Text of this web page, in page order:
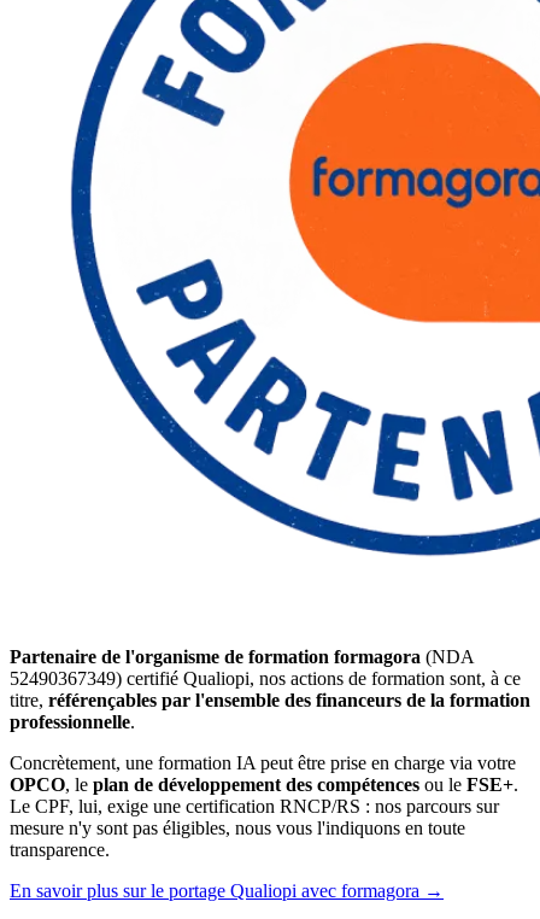
Partenaire de l'organisme de formation formagora (NDA
52490367349) certifié Qualiopi, nos actions de formation sont, à ce
titre, référençables par l'ensemble des financeurs de la formation
professionnelle.
Concrètement, une formation IA peut être prise en charge via votre
OPCO, le plan de développement des compétences ou le FSE+.
Le CPF, lui, exige une certification RNCP/RS : nos parcours sur
mesure n'y sont pas éligibles, nous vous l'indiquons en toute
transparence.
En savoir plus sur le portage Qualiopi avec formagora →